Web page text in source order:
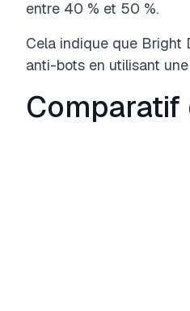
entre 40 % et 50 %.
Cela indique que Bright
anti-bots en utilisant